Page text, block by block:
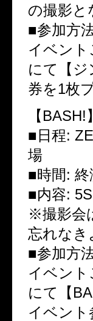
の撮影と
■参加方
イベント
にて【ジ
券を1枚
【BASH!】
■日程:
場
■時間:
■内容:
※撮影会
忘れなき
■参加方
イベント
にて【
イベン